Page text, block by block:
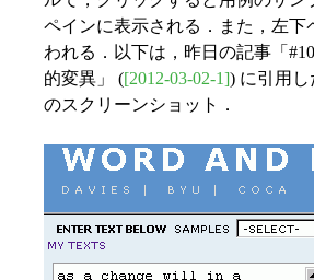
ペインに表示される．また，左下
われる．以下は，昨日の記事「
的変異」 ([2012-03-02-1]) に引用
のスクリーンショット．